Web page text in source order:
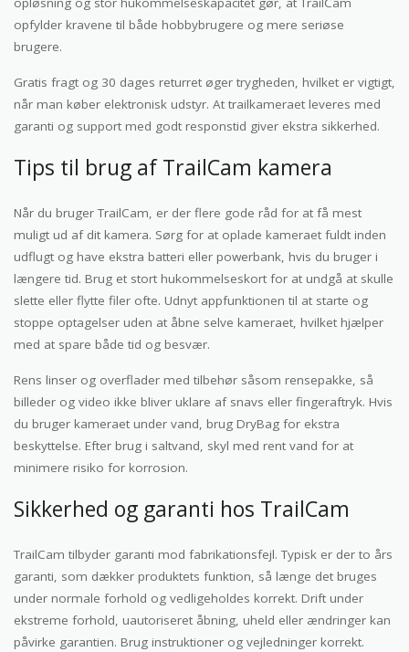
opfylder kravene til både hobbybrugere og mere seriøse
brugere.
Gratis fragt og 30 dages returret øger trygheden, hvilket er vigtigt,
når man køber elektronisk udstyr. At trailkameraet leveres med
garanti og support med godt responstid giver ekstra sikkerhed.
Tips til brug af TrailCam kamera
Når du bruger TrailCam, er der flere gode råd for at få mest
muligt ud af dit kamera. Sørg for at oplade kameraet fuldt inden
udflugt og have ekstra batteri eller powerbank, hvis du bruger i
længere tid. Brug et stort hukommelseskort for at undgå at skulle
slette eller flytte filer ofte. Udnyt appfunktionen til at starte og
stoppe optagelser uden at åbne selve kameraet, hvilket hjælper
med at spare både tid og besvær.
Rens linser og overflader med tilbehør såsom rensepakke, så
billeder og video ikke bliver uklare af snavs eller fingeraftryk. Hvis
du bruger kameraet under vand, brug DryBag for ekstra
beskyttelse. Efter brug i saltvand, skyl med rent vand for at
minimere risiko for korrosion.
Sikkerhed og garanti hos TrailCam
TrailCam tilbyder garanti mod fabrikationsfejl. Typisk er der to års
garanti, som dækker produktets funktion, så længe det bruges
under normale forhold og vedligeholdes korrekt. Drift under
ekstreme forhold, uautoriseret åbning, uheld eller ændringer kan
påvirke garantien. Brug instruktioner og vejledninger korrekt.